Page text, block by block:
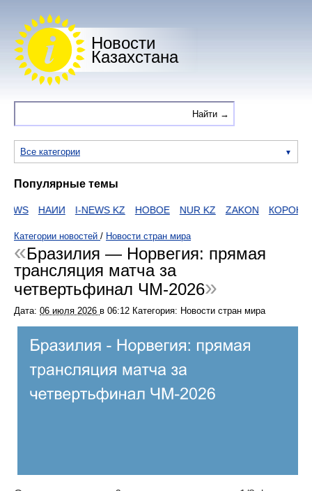
Новости
Казахстана
Все категории
Популярные темы
НАИИ I-NEWS KZ НОВОЕ NUR KZ ZAKON
Категории новостей / Новости стран мира
Бразилия — Норвегия: прямая
трансляция матча за
четвертьфинал ЧМ-2026
Дата: 06 июля 2026 в 06:12 Категория: Новости стран мира